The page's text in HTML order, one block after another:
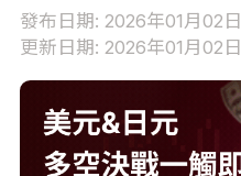
發布日期: 2026年01月02日
更新日期: 2026年01月02日